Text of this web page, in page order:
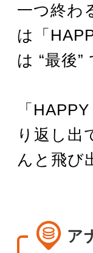
一つ終わ
は「
は “最後
「
り返し出
んと飛び
ア